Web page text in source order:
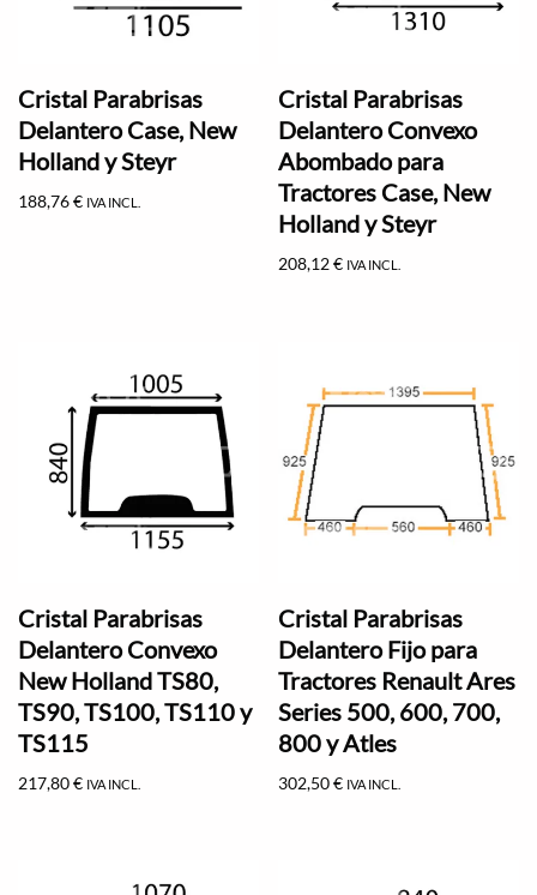
Cristal Parabrisas
Delantero Case, New
Holland y Steyr
188,76€ IVA INCL.
Cristal Parabrisas
Delantero Convexo
Abombado para
Tractores Case, New
Holland y Steyr
208,12€ IVA INCL.
Cristal Parabrisas
Delantero Convexo
New Holland TS80,
TS90, TS100, TS110 y
TS115
217,80€ IVA INCL.
Cristal Parabrisas
Delantero Fijo para
Tractores Renault Ares
Series 500, 600, 700,
800 y Atles
302,50€ IVA INCL.